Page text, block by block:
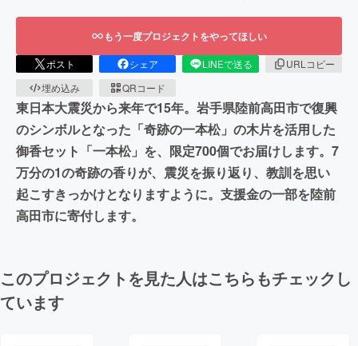
もう一度プロジェクトをやってほしい
ポスト シェア LINEで送る
URLコピー
埋め込み
QRコード
東日本大震災から来年で15年。岩手県陸前高田市で復興
のシンボルとなった「奇跡の一本松」の木片を活用した
御香セット「一本松」を、限定700個でお届けします。7
万分の1の奇跡の香りが、震災を振り返り、教訓を思い
起こすきっかけとなりますように。支援金の一部を陸前
高田市に寄付します。
このプロジェクトを見た人はこちらもチェックし
ています